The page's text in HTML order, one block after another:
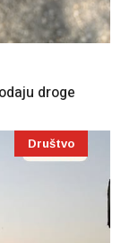
droge
Društvo